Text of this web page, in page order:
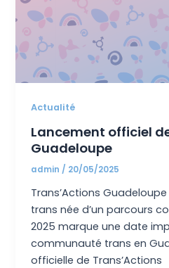
Actualité
Lancement officiel
Guadeloupe
admin / 20/05/2025
Trans’Actions
trans née d’un parcours
2025 marque une date
communauté trans en
officielle de Trans’Actions